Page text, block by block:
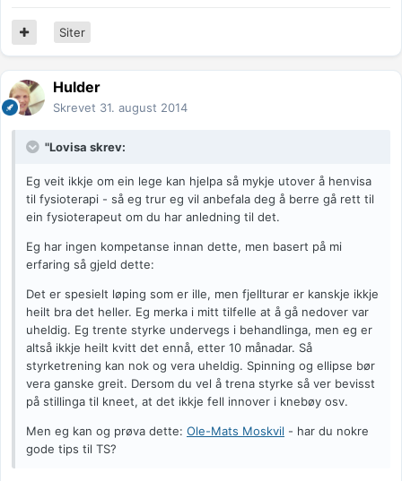
Siter
Hulder
Skrevet 31. august 2014
"Lovisa skrev:
Eg veit ikkje om ein lege kan hjelpa så mykje utover å henvisa
til fysioterapi - så eg trur eg vil anbefala deg å berre gå rett til
ein fysioterapeut om du har anledning til det.
Eg har ingen kompetanse innan dette, men basert på mi
erfaring så gjeld dette:
Det er spesielt løping som er ille, men fjellturar er kanskje ikkje
heilt bra det heller. Eg merka i mitt tilfelle at å gå nedover var
uheldig. Eg trente styrke undervegs i behandlinga, men eg er
altså ikkje heilt kvitt det ennå, etter 10 månadar. Så
styrketrening kan nok og vera uheldig. Spinning og ellipse bør
vera ganske greit. Dersom du vel å trena styrke så ver bevisst
på stillinga til kneet, at det ikkje fell innover i knebøy osv.
Men eg kan og prøva dette: Ole-Mats Moskvil - har du nokre
gode tips til TS?